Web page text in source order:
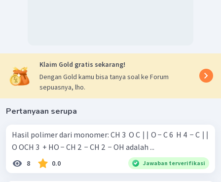
Klaim Gold gratis sekarang!
Dengan Gold kamu bisa tanya soal ke Forum
sepuasnya, lho.
Pertanyaan serupa
Hasil polimer dari monomer: CH 3 ​ O C ∣∣ O − C 6 ​ H 4 ​ − C ∣∣
O OCH 3 ​ + HO − CH 2 ​ − CH 2 ​ − OH adalah ...
8 0.0 Jawaban terverifikasi